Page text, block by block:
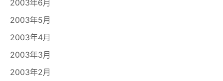
2003年6月
2003年5月
2003年4月
2003年3月
2003年2月